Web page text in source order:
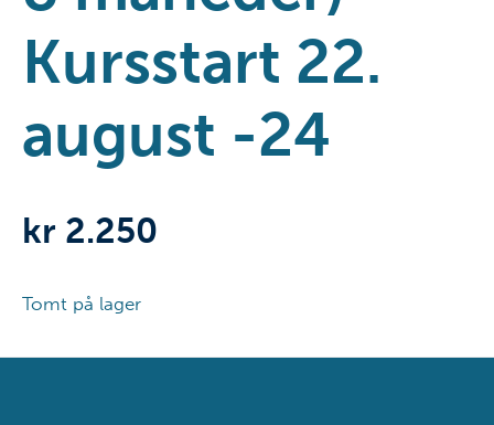
Kursstart 22.
august -24
kr 2.250
Tomt på lager